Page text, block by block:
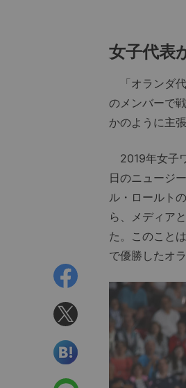
女子代表
「オランダ
のメンバーで
かのように主
2019年女子
日のニュージ
ル・ロールト
ら、メディア
た。このこと
で優勝したオ